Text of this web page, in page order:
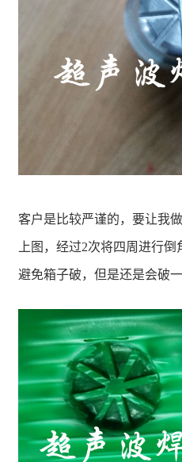
客户是比较严谨的，要让我
上图，经过2次将四周进行
避免箱子破，但是还是会破一